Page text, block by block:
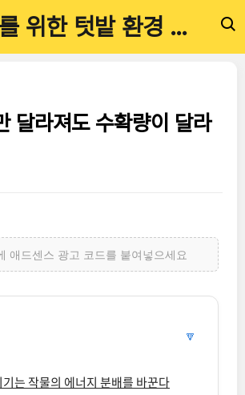
초보자를 위한 텃밭 환경 관리 전문 가이드
달라져도 수확량이 달라
🔽
기는 작물의 에너지 분배를 바꾼다